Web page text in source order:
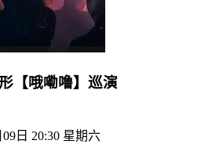
【哦嘞噜】巡演
09日 20:30 星期六